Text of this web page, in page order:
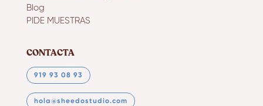
Blog
PIDE MUESTRAS
CONTACTA
919 93 08 93
hola@sheedostudio.com